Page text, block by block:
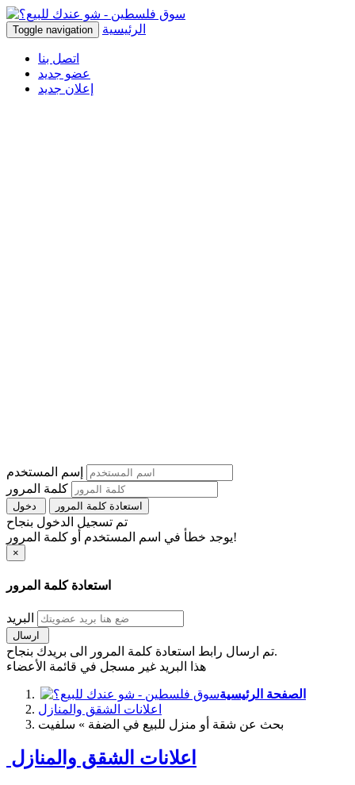
Toggle navigation الرئيسية
اتصل بنا
عضو جديد
إعلان جديد
إسم المستخدم
كلمة المرور
استعادة كلمة المرور
تم تسجيل الدخول بنجاح
يوجد خطأ في اسم المستخدم أو كلمة المرور!
×
استعادة كلمة المرور
البريد
تم ارسال رابط استعادة كلمة المرور الى بريدك بنجاح.
هذا البريد غير مسجل في قائمة الأعضاء
الصفحة الرئيسية
اعلانات الشقق والمنازل
بحث عن شقة أو منزل للبيع في الضفة » سلفيت
اعلانات الشقق والمنازل